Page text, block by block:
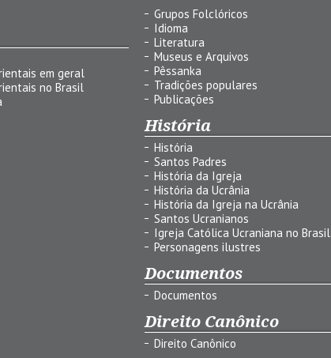
em geral
no Brasil
Grupos Folclóricos
Idioma
Literatura
Museus e Arquivos
Pêssanka
Tradições populares
Publicações
História
História
Santos Padres
História da Igreja
História da Ucrânia
História da Igreja na Ucrânia
Santos Ucranianos
Igreja Católica Ucraniana no Brasil
Personagens ilustres
Documentos
Documentos
Direito Canônico
Direito Canônico